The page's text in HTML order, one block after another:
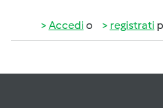
Accedi o registrati